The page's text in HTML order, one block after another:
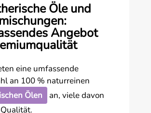
Öle und
Angebot
eine umfassende
an 100 % naturreinen
Ölen
an, viele davon